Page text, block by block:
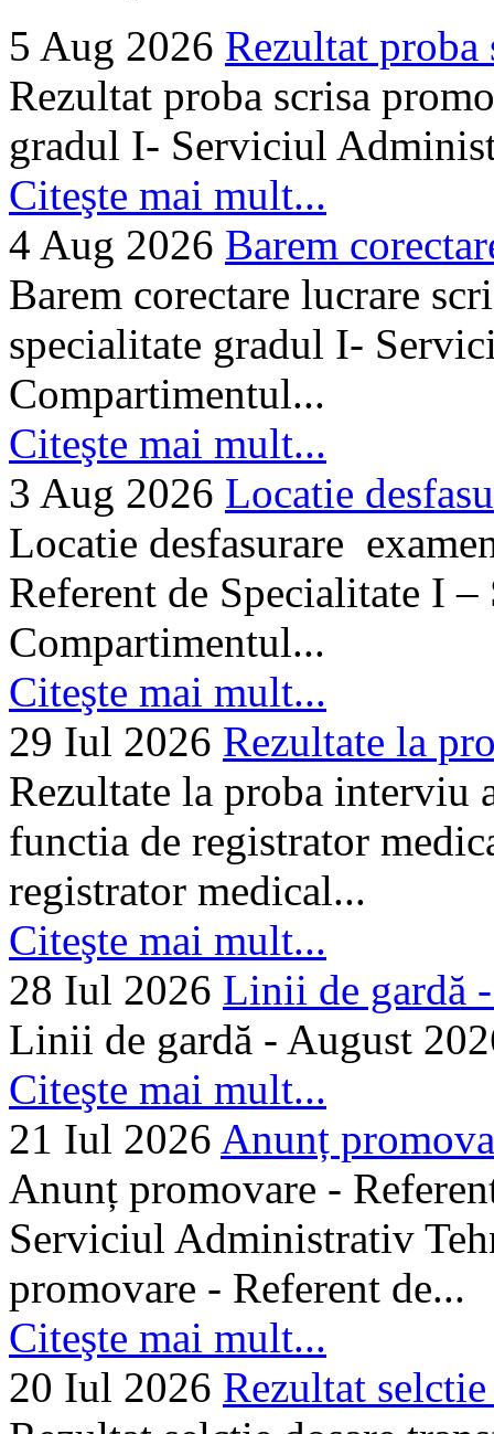
5 Aug 2026 Rezultat proba
Rezultat proba scrisa
gradul I- Serviciul
Citeşte mai mult...
4 Aug 2026 Barem
Barem corectare lucrare
specialitate gradul I-
Compartimentul...
Citeşte mai mult...
3 Aug 2026 Locatie
Locatie desfasurare
Referent de Specialitate I
Compartimentul...
Citeşte mai mult...
29 Iul 2026 Rezultate la
Rezultate la proba interviu
functia de registrator
registrator medical...
Citeşte mai mult...
28 Iul 2026 Linii de gardă
Linii de gardă - August
Citeşte mai mult...
21 Iul 2026 Anunț
Anunț promovare -
Serviciul Administrativ
promovare - Referent de...
Citeşte mai mult...
20 Iul 2026 Rezultat